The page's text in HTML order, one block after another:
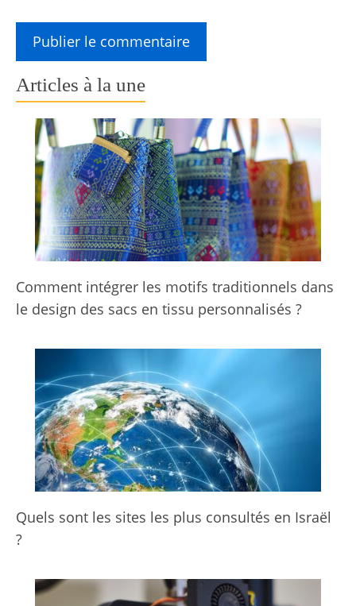
Articles à la une
Comment intégrer les motifs traditionnels dans
le design des sacs en tissu personnalisés ?
Quels sont les sites les plus consultés en Israël
?